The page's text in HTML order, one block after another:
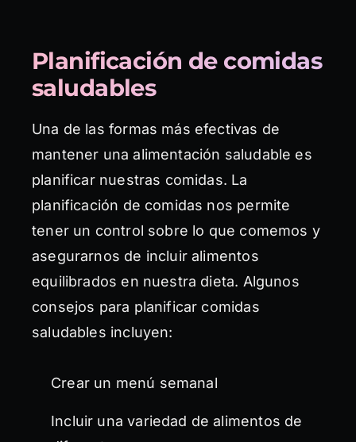
Planificación de comidas
saludables
Una de las formas más efectivas de
mantener una alimentación saludable es
planificar nuestras comidas. La
planificación de comidas nos permite
tener un control sobre lo que comemos y
asegurarnos de incluir alimentos
equilibrados en nuestra dieta. Algunos
consejos para planificar comidas
saludables incluyen:
Crear un menú semanal
Incluir una variedad de alimentos de